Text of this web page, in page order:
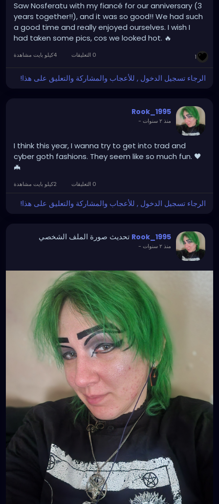
Saw Nosferatu with my fiancé for our anniversary (3
years together!!), and it was so good!! We had such
a good time and really enjoyed ourselves. I wish I
had taken some pics, cos we looked hot. 🔥
1
الرجاء تسجيل الدخول , للأعجاب والمشاركة والتعليق على هذا!
Rook_1995
منذ ٢ سنوات -
I think this year, I wanna try to get into trad and
cyber goth fashions. They seem like so much fun. 🖤
🦇
الرجاء تسجيل الدخول , للأعجاب والمشاركة والتعليق على هذا!
Rook_1995 تحديث صورة الملف الشخصي
منذ ٢ سنوات -